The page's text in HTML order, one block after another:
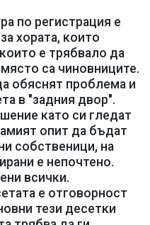
по регистрация е
хората, които
е трябвало да
са чиновниците.
обяснят проблема и
в "задния двор".
като си гледат
опит да бъдат
собственици, на
е непочтено.
всички.
е отговорност
тези десетки